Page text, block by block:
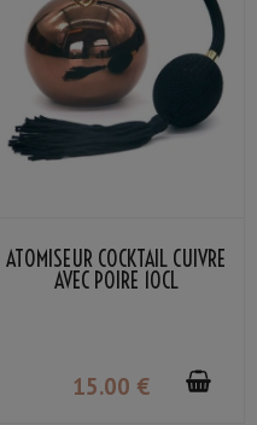
ATOMISEUR COCKTAIL CUIVRE
AVEC POIRE 10CL
15.00 €